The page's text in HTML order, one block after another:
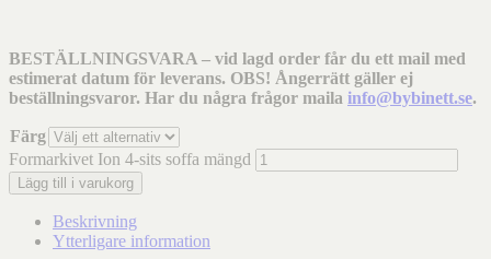
BESTÄLLNINGSVARA – vid lagd order får du ett mail med
estimerat datum för leverans. OBS! Ångerrätt gäller ej
beställningsvaror. Har du några frågor maila info@bybinett.se.
Färg
Formarkivet Ion 4-sits soffa mängd
Lägg till i varukorg
Beskrivning
Ytterligare information